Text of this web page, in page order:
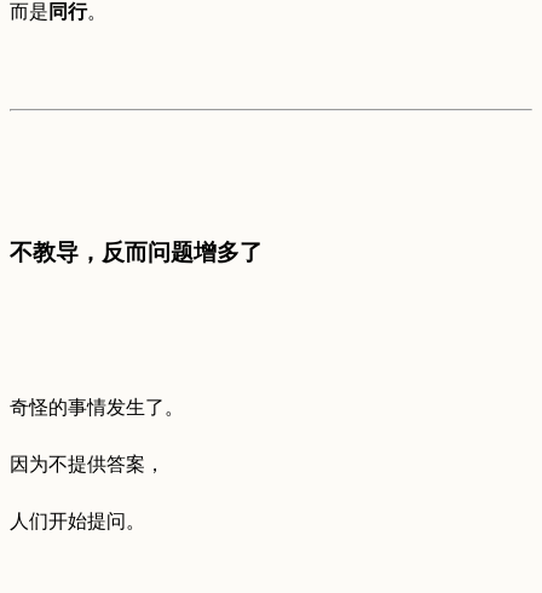
而是 同行。
不教导，反而问题增多了
奇怪的事情发生了。
因为不提供答案，
人们开始提问。